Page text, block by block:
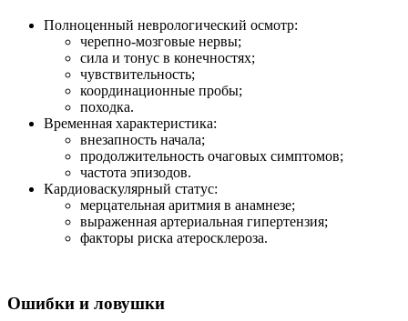
Полноценный неврологический осмотр:
черепно-мозговые нервы;
сила и тонус в конечностях;
чувствительность;
координационные пробы;
походка.
Временная характеристика:
внезапность начала;
продолжительность очаговых симптомов;
частота эпизодов.
Кардиоваскулярный статус:
мерцательная аритмия в анамнезе;
выраженная артериальная гипертензия;
факторы риска атеросклероза.
Ошибки и ловушки